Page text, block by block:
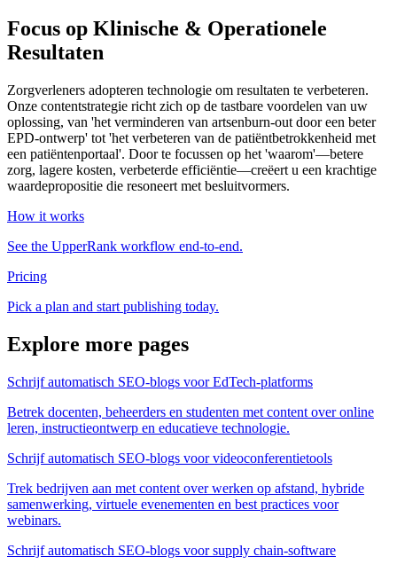
Focus op Klinische & Operationele
Resultaten
Zorgverleners adopteren technologie om resultaten te verbeteren.
Onze contentstrategie richt zich op de tastbare voordelen van uw
oplossing, van 'het verminderen van artsenburn-out door een beter
EPD-ontwerp' tot 'het verbeteren van de patiëntbetrokkenheid met
een patiëntenportaal'. Door te focussen op het 'waarom'—betere
zorg, lagere kosten, verbeterde efficiëntie—creëert u een krachtige
waardepropositie die resoneert met besluitvormers.
How it works
See the UpperRank workflow end-to-end.
Pricing
Pick a plan and start publishing today.
Explore more pages
Schrijf automatisch SEO-blogs voor EdTech-platforms
Betrek docenten, beheerders en studenten met content over online
leren, instructieontwerp en educatieve technologie.
Schrijf automatisch SEO-blogs voor videoconferentietools
Trek bedrijven aan met content over werken op afstand, hybride
samenwerking, virtuele evenementen en best practices voor
webinars.
Schrijf automatisch SEO-blogs voor supply chain-software